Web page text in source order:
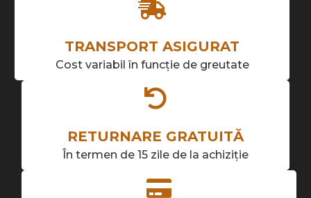
TRANSPORT ASIGURAT
Cost variabil în funcție de greutate
RETURNARE GRATUITĂ
În termen de 15 zile de la achiziție